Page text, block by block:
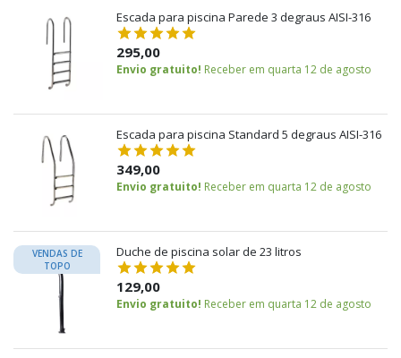
Escada para piscina Parede 3 degraus AISI-316
295,00
Envio gratuito! Receber em quarta 12 de agosto
Escada para piscina Standard 5 degraus AISI-316
349,00
Envio gratuito! Receber em quarta 12 de agosto
VENDAS DE
TOPO
Duche de piscina solar de 23 litros
129,00
Envio gratuito! Receber em quarta 12 de agosto